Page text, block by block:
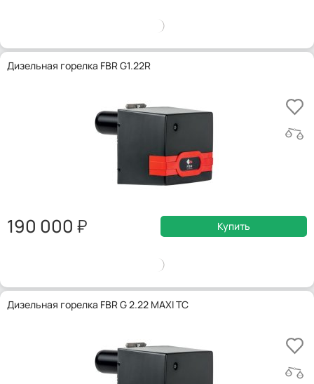
Дизельная горелка FBR G1.22R
190 000 Купить
Дизельная горелка FBR G 2.22 MAXI TC